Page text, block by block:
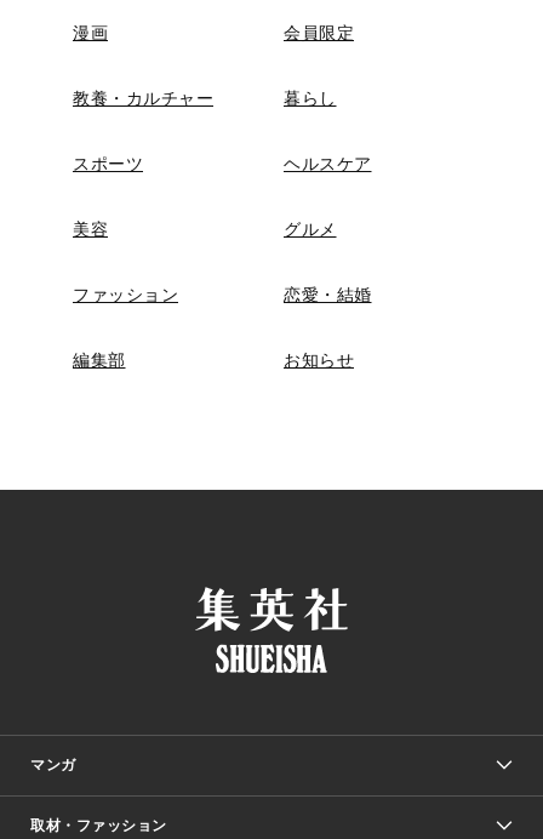
漫画 会員限定
教養・カルチャー 暮らし
スポーツ ヘルスケア
美容 グルメ
ファッション 恋愛・結婚
編集部 お知らせ
マンガ
少年マンガ
取材・ファッション